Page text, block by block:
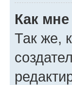
Как
Так же,